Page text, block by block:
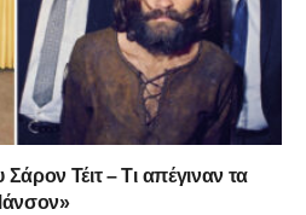
Τέιτ – Τι απέγιναν τα